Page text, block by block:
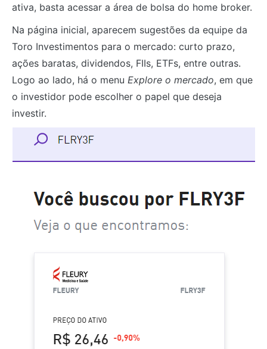
ativa, basta acessar a área de bolsa do home broker.
Na página inicial, aparecem sugestões da equipe da
Toro Investimentos para o mercado: curto prazo,
ações baratas, dividendos, FIIs, ETFs, entre outras.
Logo ao lado, há o menu Explore o mercado, em que
o investidor pode escolher o papel que deseja
investir.